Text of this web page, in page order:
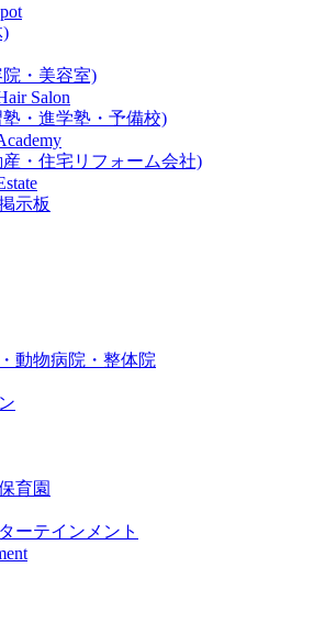
)
・美容室)
Salon
・進学塾・予備校)
・住宅リフォーム会社)
示板
動物病院・整体院
育園
ーテインメント